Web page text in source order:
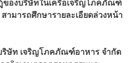
ของบริษัทในเครือเจริญโภคภัณฑ์
ามารถศึกษารายละเอียดล่วงหน้า
ริษัท เจริญโภคภัณฑ์อาหาร จำกัด